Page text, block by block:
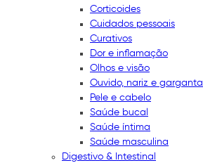
Corticoides
Cuidados pessoais
Curativos
Dor e inflamação
Olhos e visão
Ouvido, nariz e garganta
Pele e cabelo
Saúde bucal
Saúde íntima
Saúde masculina
Digestivo & Intestinal